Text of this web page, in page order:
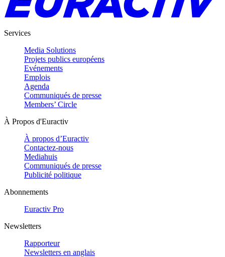
Services
Media Solutions
Projets publics européens
Evénements
Emplois
Agenda
Communiqués de presse
Members’ Circle
À Propos d'Euractiv
À propos d’Euractiv
Contactez-nous
Mediahuis
Communiqués de presse
Publicité politique
Abonnements
Euractiv Pro
Newsletters
Rapporteur
Newsletters en anglais